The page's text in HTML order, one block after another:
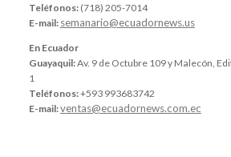
Teléfonos: (718) 205-7014
E-mail: semanario@ecuadornews.us
En Ecuador
Guayaquil:Av. 9 de Octubre 109 y Malecón,
1
Teléfonos:+593 993683742
E-mail:ventas@ecuadornews.com.ec